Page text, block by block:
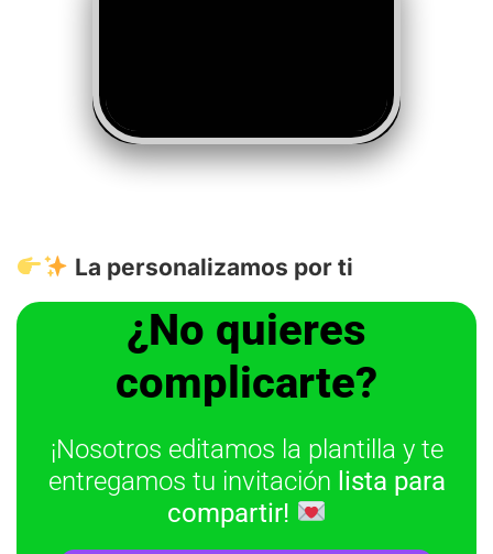
La personalizamos por ti
¿No quieres
complicarte?
¡Nosotros editamos la plantilla y te
entregamos tu invitación lista para
compartir!